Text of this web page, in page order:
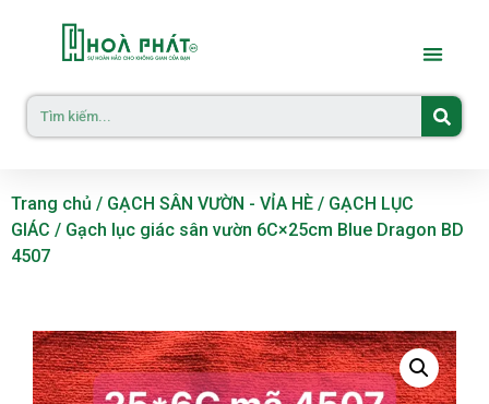
Trang chủ / GẠCH SÂN VƯỜN - VỈA HÈ / GẠCH LỤC
GIÁC / Gạch lục giác sân vườn 6C×25cm Blue Dragon BD
4507